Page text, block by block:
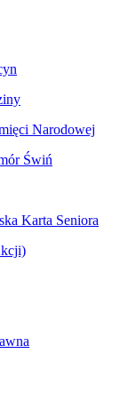
Narodowej
Świń
Karta Seniora